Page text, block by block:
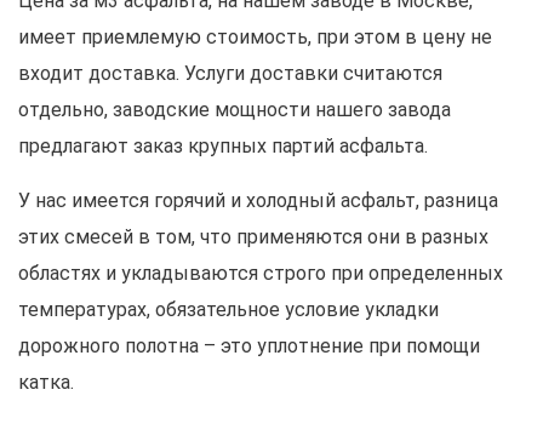
имеет приемлемую стоимость, при этом в цену не
входит доставка. Услуги доставки считаются
отдельно, заводские мощности нашего завода
предлагают заказ крупных партий асфальта.
У нас имеется горячий и холодный асфальт, разница
этих смесей в том, что применяются они в разных
областях и укладываются строго при определенных
температурах, обязательное условие укладки
дорожного полотна – это уплотнение при помощи
катка.